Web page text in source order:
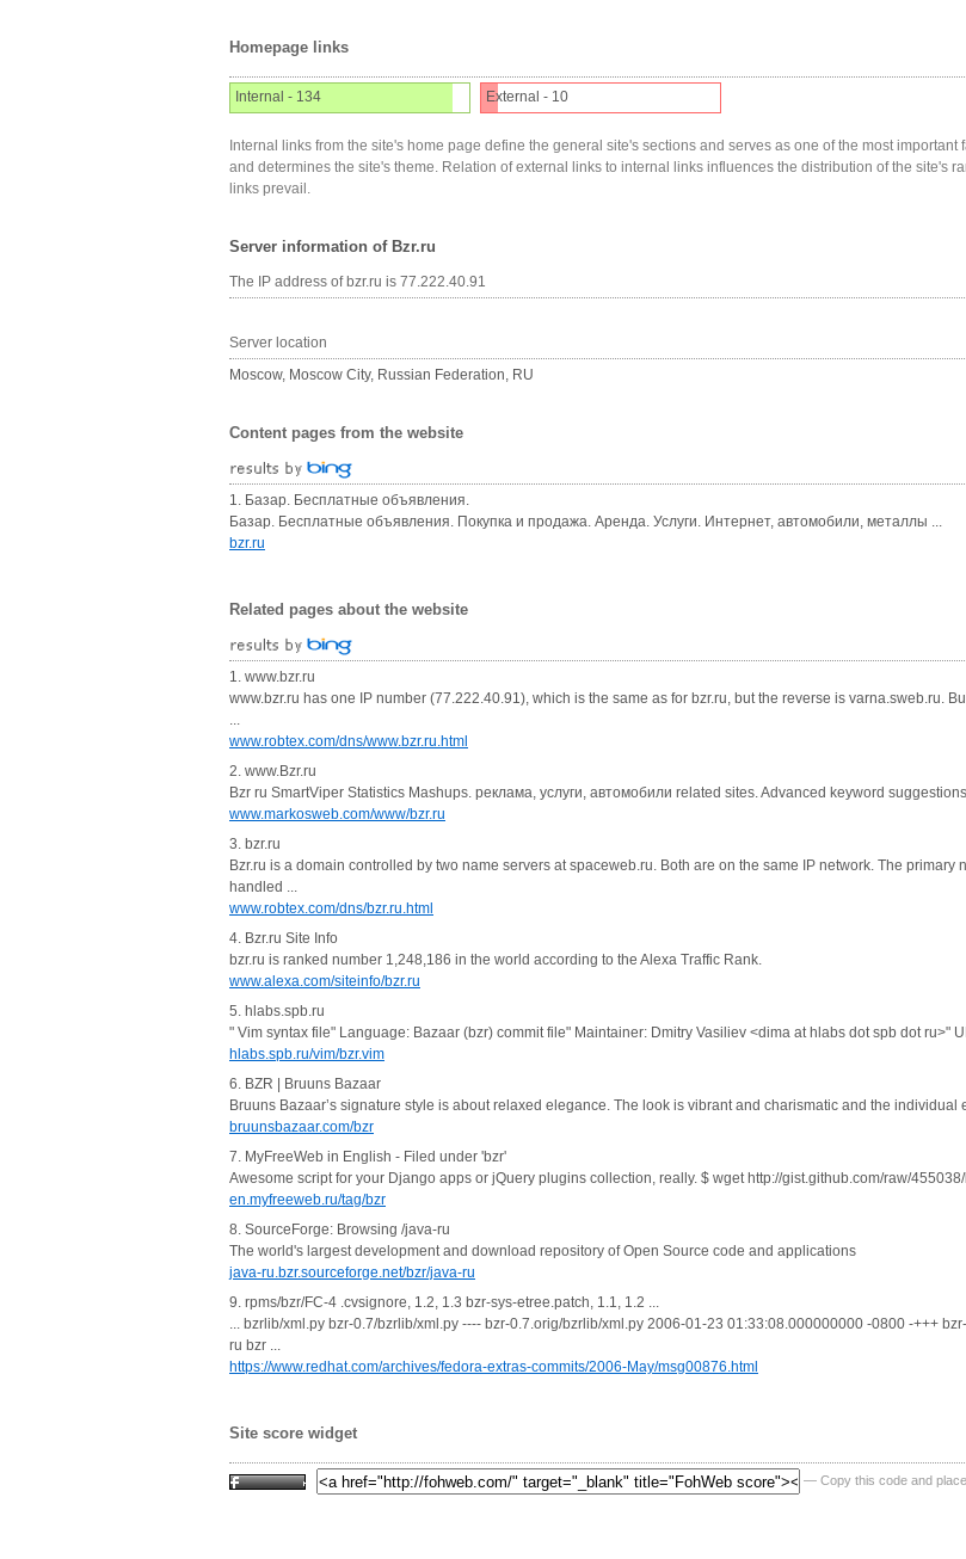
Homepage links
Internal - 134 External - 10
Internal links from the site's home page define the general site's sections and serves as one of the most
and determines the site's theme. Relation of external links to internal links influences the distribution of the site's
links prevail.
Server information of Bzr.ru
The IP address of bzr.ru is 77.222.40.91
Server location
Moscow, Moscow City, Russian Federation, RU
Content pages from the website
1. Базар. Бесплатные объявления.
Базар. Бесплатные объявления. Покупка и продажа. Аренда. Услуги. Интернет, автомобили, металлы ...
bzr.ru
Related pages about the website
1. www.bzr.ru
www.bzr.ru has one IP number (77.222.40.91), which is the same as for bzr.ru, but the reverse is varna.sweb.ru.
...
www.robtex.com/dns/www.bzr.ru.html
2. www.Bzr.ru
Bzr ru SmartViper Statistics Mashups. реклама, услуги, автомобили related sites. Advanced keyword
www.markosweb.com/www/bzr.ru
3. bzr.ru
Bzr.ru is a domain controlled by two name servers at spaceweb.ru. Both are on the same IP network. The
handled ...
www.robtex.com/dns/bzr.ru.html
4. Bzr.ru Site Info
bzr.ru is ranked number 1,248,186 in the world according to the Alexa Traffic Rank.
www.alexa.com/siteinfo/bzr.ru
5. hlabs.spb.ru
" Vim syntax file" Language: Bazaar (bzr) commit file" Maintainer: Dmitry Vasiliev <dima at hlabs dot spb dot ru>"
hlabs.spb.ru/vim/bzr.vim
6. BZR | Bruuns Bazaar
Bruuns Bazaar’s signature style is about relaxed elegance. The look is vibrant and charismatic and the
bruunsbazaar.com/bzr
7. MyFreeWeb in English - Filed under 'bzr'
Awesome script for your Django apps or jQuery plugins collection, really. $ wget http://gist.github.com/raw/
en.myfreeweb.ru/tag/bzr
8. SourceForge: Browsing /java-ru
The world's largest development and download repository of Open Source code and applications
java-ru.bzr.sourceforge.net/bzr/java-ru
9. rpms/bzr/FC-4 .cvsignore, 1.2, 1.3 bzr-sys-etree.patch, 1.1, 1.2 ...
... bzrlib/xml.py bzr-0.7/bzrlib/xml.py ---- bzr-0.7.orig/bzrlib/xml.py 2006-01-23 01:33:08.000000000 -0800 -+++
ru bzr ...
https://www.redhat.com/archives/fedora-extras-commits/2006-May/msg00876.html
Site score widget
— Copy this code and